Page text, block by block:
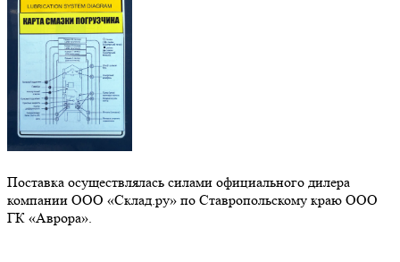
Поставка осуществлялась силами официального дилера
компании ООО «Склад.ру» по Ставропольскому краю ООО
ГК «Аврора».